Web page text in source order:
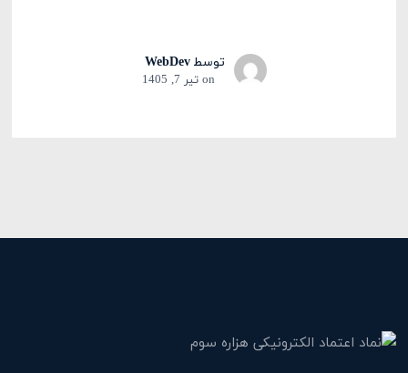
توسطWebDev
on تیر 7, 1405